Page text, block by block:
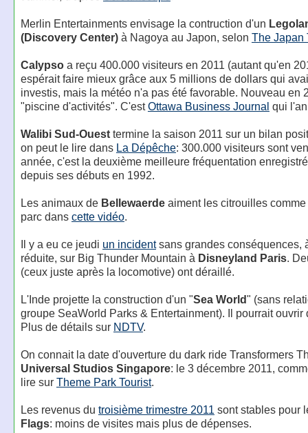
Merlin Entertainments envisage la contruction d'un
(Discovery Center)à Nagoya au Japon, selon The Japan
Calypsoa reçu 400.000 visiteurs en 2011 (autant qu'en
espérait faire mieux grâce aux 5 millions de dollars qui
investis, mais la météo n'a pas été favorable. Nouveau en
"piscine d'activités". C'estOttawa Business Journal qui
Walibi Sud-Ouesttermine la saison 2011 sur un bilan
on peut le lire dans La Dépêche: 300.000 visiteurs sont
année, c'est la deuxième meilleure fréquentation
depuis ses débuts en 1992.
Les animaux de Bellewaerdeaiment les citrouilles comme
parc dans cette vidéo.
Il y a eu ce jeudi un incidentsans grandes conséquences,
réduite, sur Big Thunder Mountain à Disneyland Paris.
(ceux juste après la locomotive) ont déraillé.
L'Inde projette la construction d'un "Sea World" (sans
groupe SeaWorld Parks & Entertainment). Il pourrait ouvrir
Plus de détails sur NDTV.
On connait la date d'ouverture du dark ride Transformers
Universal Studios Singapore: le 3 décembre 2011,
lire sur Theme Park Tourist.
Les revenus du troisième trimestre 2011 sont stables pour
Flags: moins de visites mais plus de dépenses.